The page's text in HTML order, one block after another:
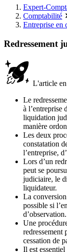
Expert-
Comptabilité
Entreprise en
Redressement
L'article
Le
à l’entreprise
liquidation
manière
Les deux
constatation
l’entreprise,
Lors d’un
peut se
judiciaire, le
liquidateur.
La
possible si
d’observation.
Une
redressement
cessation de
Il est